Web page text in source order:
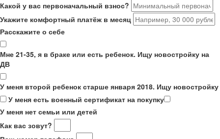
Какой у вас первоначальный взнос?
Укажите комфортный платёж в месяц
Расскажите о себе
Мне 21-35, я в браке или есть ребенок. Ищу новостройку на
ДВ
У меня второй ребенок старше января 2018. Ищу новостройку
У меня есть военный сертификат на покупку
У меня нет семьи или детей
Как вас зовут?